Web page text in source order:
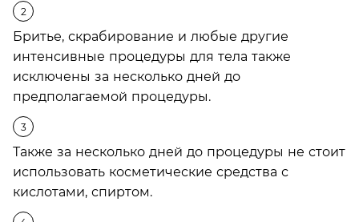
Бритье, скрабирование и любые другие
интенсивные процедуры для тела также
исключены за несколько дней до
предполагаемой процедуры.
Также за несколько дней до процедуры не стоит
использовать косметические средства с
кислотами, спиртом.